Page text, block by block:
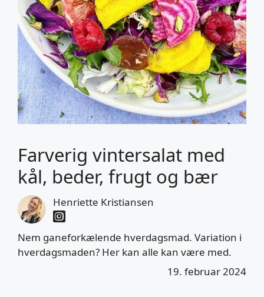
Farverig vintersalat med
kål, beder, frugt og bær
Henriette Kristiansen
Nem ganeforkælende hverdagsmad. Variation i
hverdagsmaden? Her kan alle kan være med.
19. februar 2024